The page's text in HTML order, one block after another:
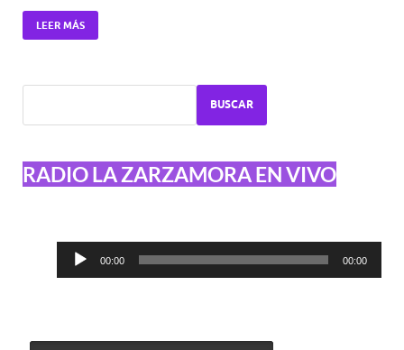
LEER MÁS
BUSCAR
RADIO LA ZARZAMORA EN VIVO
Reproductor
00:00 00:00